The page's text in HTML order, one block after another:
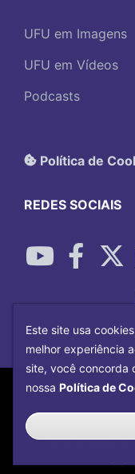
UFU em Imagens
UFU em Vídeos
Podcasts
Política de
REDES SOCIAIS
Copyright©
Informação e
Este site usa
melhor experiência
site, você concorda
nossa Política de